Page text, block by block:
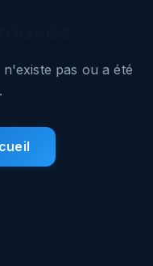
pas ou a été